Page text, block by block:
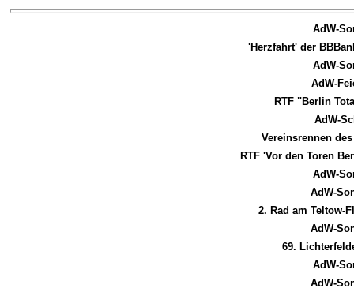
AdW-
'Herzfahrt' der
AdW-
AdW-
RTF "Berlin
AdW-
Vereinsrennen
RTF 'Vor den Toren
AdW-
AdW-
2. Rad am Teltow-
AdW-
69.
AdW-
AdW-